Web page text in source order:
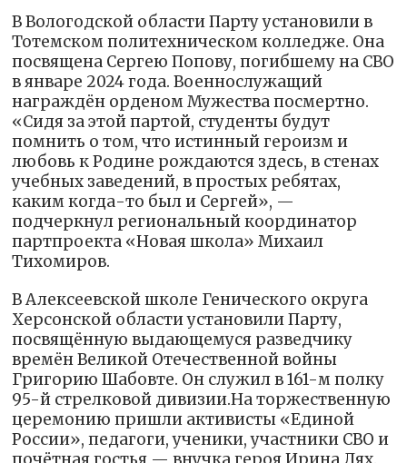
В Вологодской области Парту установили в
Тотемском политехническом колледже. Она
посвящена Сергею Попову, погибшему на СВО
в январе 2024 года. Военнослужащий
награждён орденом Мужества посмертно.
«Сидя за этой партой, студенты будут
помнить о том, что истинный героизм и
любовь к Родине рождаются здесь, в стенах
учебных заведений, в простых ребятах,
каким когда-то был и Сергей», —
подчеркнул региональный координатор
партпроекта «Новая школа» Михаил
Тихомиров.
В Алексеевской школе Генического округа
Херсонской области установили Парту,
посвящённую выдающемуся разведчику
времён Великой Отечественной войны
Григорию Шабовте. Он служил в 161-м полку
95-й стрелковой дивизии.На торжественную
церемонию пришли активисты «Единой
России», педагоги, ученики, участники СВО и